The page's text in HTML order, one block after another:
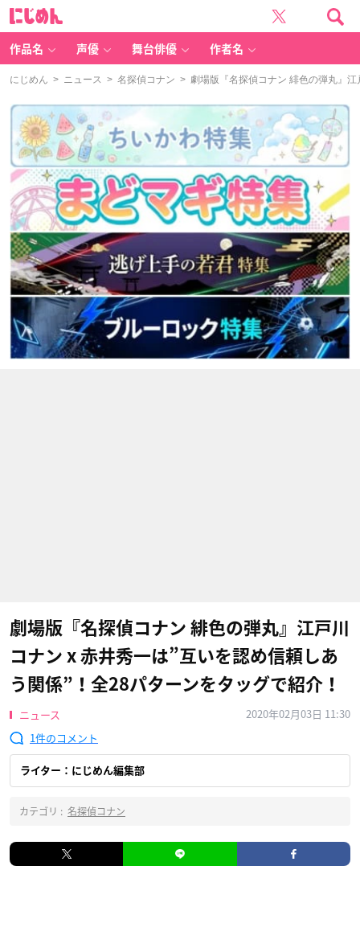
作品名 声優 舞台俳優 作者名
にじめん > ニュース > 名探偵コナン > 劇場版『名探偵コナン 緋色の弾丸』江
劇場版『名探偵コナン 緋色の弾丸』江戸川
コナン x 赤井秀一は”互いを認め信頼しあ
う関係”！全28パターンをタッグで紹介！
ニュース
2020年02月03日 11:30
1
ライター：にじめん編集部
カテゴリ : 名探偵コナン